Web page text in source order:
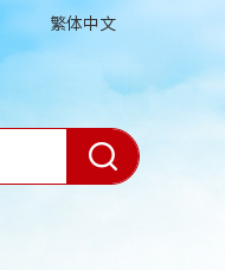
繁体中文